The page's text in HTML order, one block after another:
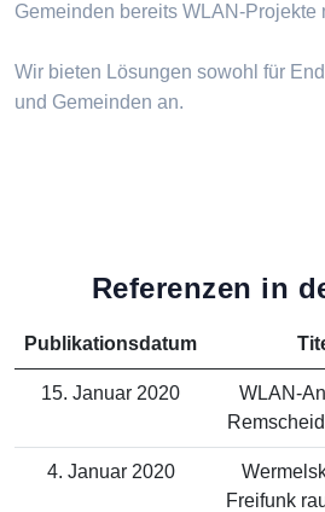
Gemeinden bereits WLAN-Projekte
Wir bieten Lösungen sowohl für
und Gemeinden an.
Referenzen in
Publikationsdatum
15. Januar 2020
WLAN-
4. Januar 2020
Freifunk